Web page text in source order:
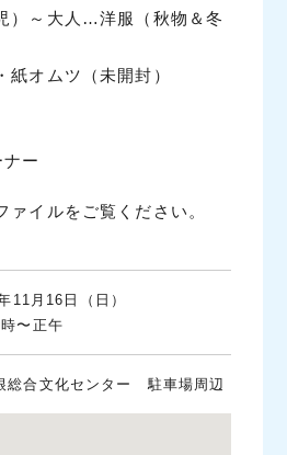
）～大人…洋服（秋物＆冬
オムツ（未開封）
ー
イルをご覧ください。
11月16日（日）
〜正午
総合文化センター 駐車場周辺